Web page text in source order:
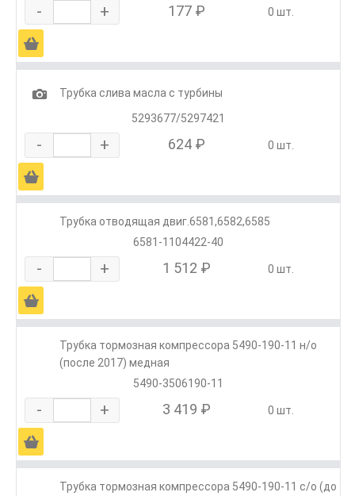
- + 177 ₽ 0 шт.
Ä
1
Трубка слива масла с турбины
5293677/5297421
- + 624 ₽ 0 шт.
Ä
Трубка отводящая двиг.6581,6582,6585
6581-1104422-40
- + 1 512 ₽ 0 шт.
Ä
Трубка тормозная компрессора 5490-190-11 н/о
(после 2017) медная
5490-3506190-11
- + 3 419 ₽ 0 шт.
Ä
Трубка тормозная компрессора 5490-190-11 с/о (до